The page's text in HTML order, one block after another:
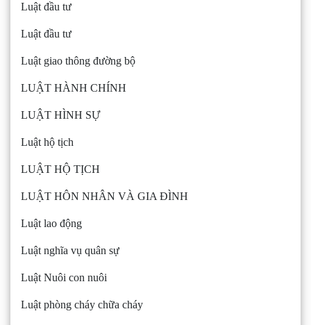
Luật đầu tư
Luật đầu tư
Luật giao thông đường bộ
LUẬT HÀNH CHÍNH
LUẬT HÌNH SỰ
Luật hộ tịch
LUẬT HỘ TỊCH
LUẬT HÔN NHÂN VÀ GIA ĐÌNH
Luật lao động
Luật nghĩa vụ quân sự
Luật Nuôi con nuôi
Luật phòng cháy chữa cháy